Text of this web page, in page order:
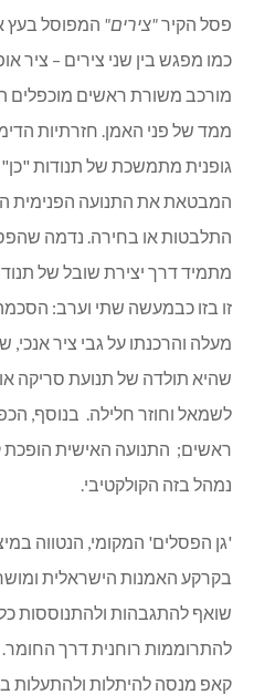
פסל הקיר"צירים" המפוסל בעץ
כמו מפגש בין שני צירים – ציר
מורכב משורת ראשים
ממד של פני האמן. חזרתיות
גופנית מתמשכת של תנודות "כן"
המבטאת את התנועה הפנימית
התלבטות או בחירה. נדמה
מתמיד דרך יצירת שובל של
זו בזו כבמעשה שתי וערב:
מעלה והרכנתו על גבי ציר
שהיא תולדה של תנועת סריקה
לשמאל וחוזר חלילה. בנוסף,
ראשים; התנועה האישית
נמהל בזה הקולקטיבי.
'גן הפסלים' המקומי, הנטווה
בקרקע האמנות הישראלית
שואף להתגבהות ולהתנוססות
להתרוממות רוחנית דרך החומר.
קאפ מנסה להיתלות ולהתעלות